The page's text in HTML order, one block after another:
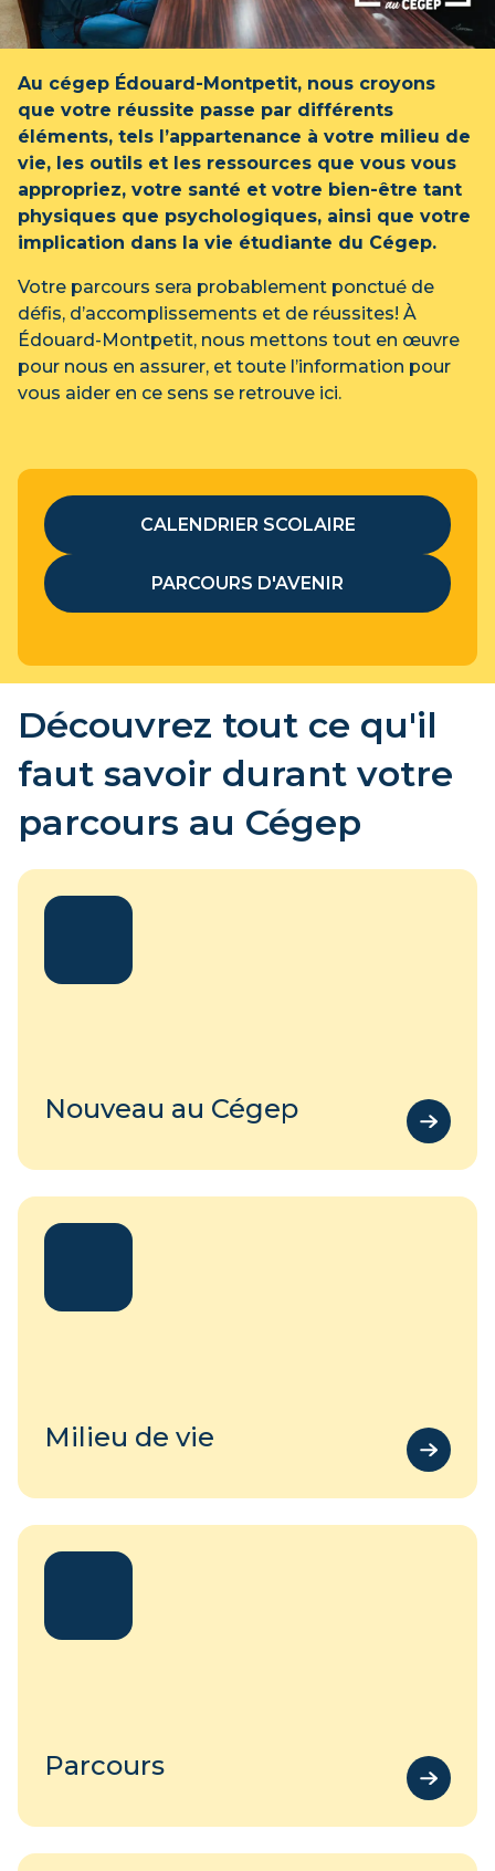
Au cégep Édouard-Montpetit, nous croyons
que votre réussite passe par différents
éléments, tels l’appartenance à votre milieu de
vie, les outils et les ressources que vous vous
appropriez, votre santé et votre bien-être tant
physiques que psychologiques, ainsi que votre
implication dans la vie étudiante du Cégep.
Votre parcours sera probablement ponctué de
défis, d’accomplissements et de réussites! À
Édouard-Montpetit, nous mettons tout en œuvre
pour nous en assurer, et toute l’information pour
vous aider en ce sens se retrouve ici.
CALENDRIER SCOLAIRE
PARCOURS D'AVENIR
Découvrez tout ce qu'il
faut savoir durant votre
parcours au Cégep
Nouveau au Cégep
Milieu de vie
Parcours